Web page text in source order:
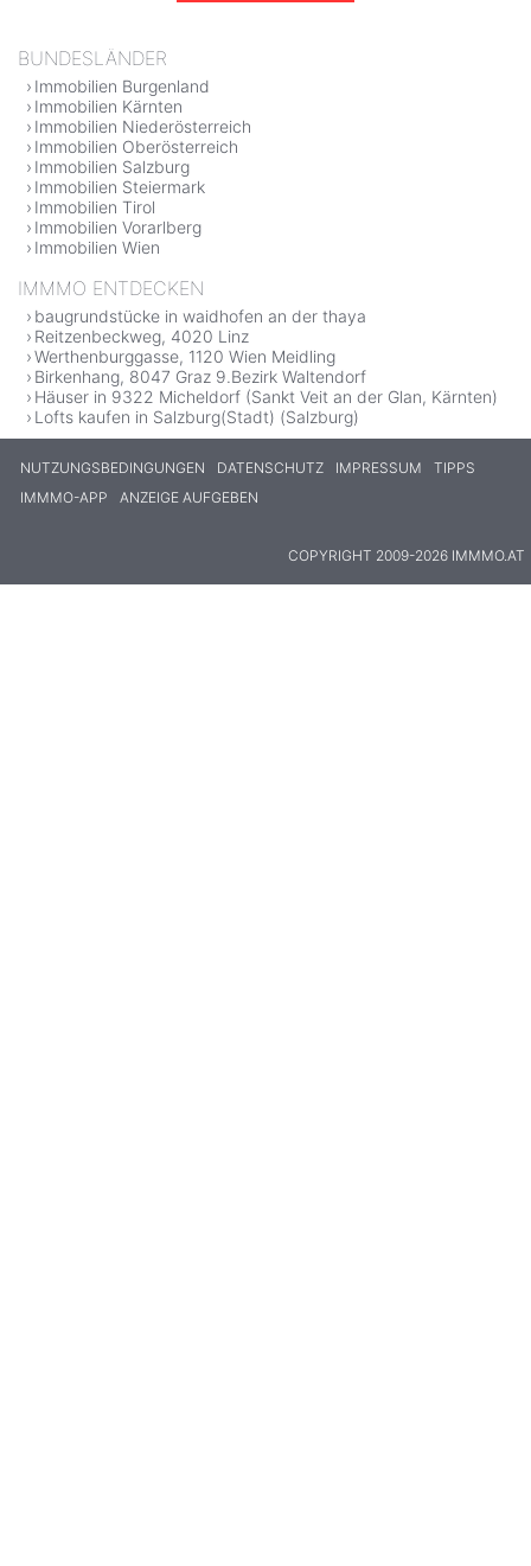
BUNDESLÄNDER
Immobilien Burgenland
Immobilien Kärnten
Immobilien Niederösterreich
Immobilien Oberösterreich
Immobilien Salzburg
Immobilien Steiermark
Immobilien Tirol
Immobilien Vorarlberg
Immobilien Wien
IMMMO ENTDECKEN
baugrundstücke in waidhofen an der thaya
Reitzenbeckweg, 4020 Linz
Werthenburggasse, 1120 Wien Meidling
Birkenhang, 8047 Graz 9.Bezirk Waltendorf
Häuser in 9322 Micheldorf (Sankt Veit an der Glan, Kärnten)
Lofts kaufen in Salzburg(Stadt) (Salzburg)
NUTZUNGSBEDINGUNGEN DATENSCHUTZ IMPRESSUM
TIPPS
IMMMO-APP
ANZEIGE AUFGEBEN
COPYRIGHT 2009-2026 IMMMO.AT